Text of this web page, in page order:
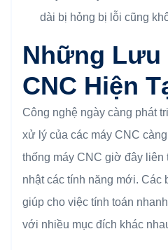
dài bị hỏng bị lỗi cũng
Những Lưu
CNC Hiện
Công nghệ ngày càng phát
xử lý của các máy CNC
thống máy CNC giờ đây
nhật các tính năng mới.
giúp cho việc tính toán
với nhiều mục đích khác